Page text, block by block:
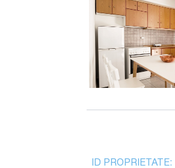
ID PROPRIETATE: